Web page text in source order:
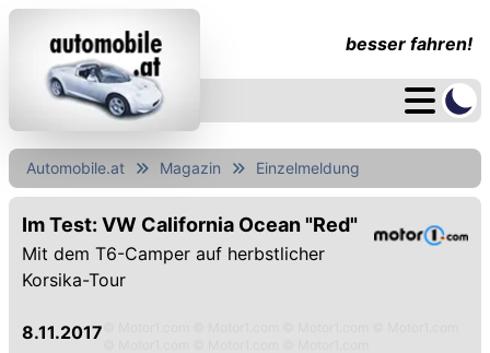
besser fahren!
Automobile.at Magazin Einzelmeldung
Im Test: VW California Ocean "Red"
Mit dem T6-Camper auf herbstlicher
Korsika-Tour
8.11.2017